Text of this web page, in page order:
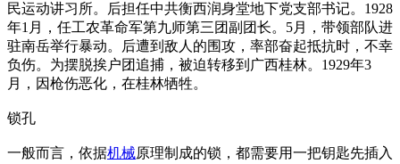
民运动讲习所。后担任中共衡西润身堂地下党支部书记。1928
年1月，任工农革命军第九师第三团副团长。5月，带领部队进
驻南岳举行暴动。后遭到敌人的围攻，率部奋起抵抗时，不幸
负伤。为摆脱挨户团追捕，被迫转移到广西桂林。1929年3
月，因枪伤恶化，在桂林牺牲。
锁孔
一般而言，依据机械原理制成的锁，都需要用一把钥匙先插入